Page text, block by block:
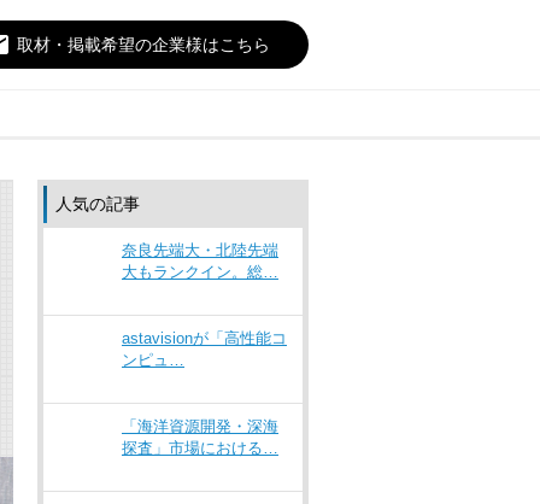
取材・掲載希望の企業様はこちら
人気の記事
奈良先端大・北陸先端
大もランクイン。総…
astavisionが「高性能コ
ンピュ…
「海洋資源開発・深海
探査」市場における…